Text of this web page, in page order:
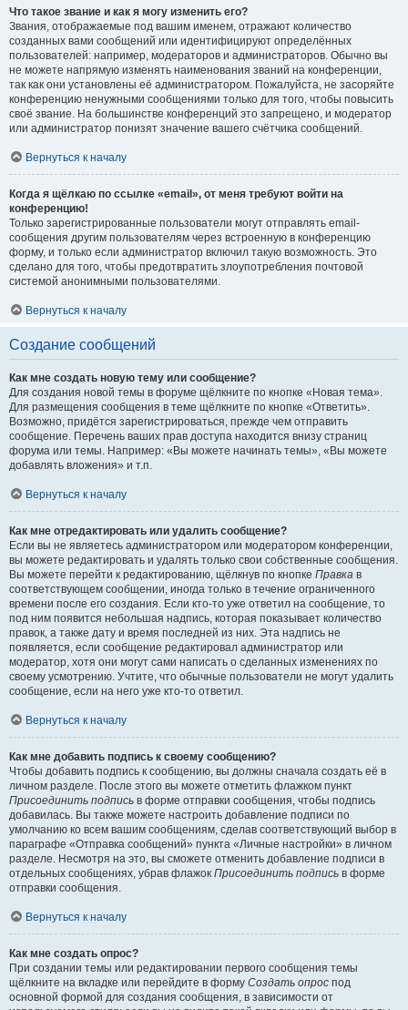
Что такое звание и как я могу изменить его?
Звания, отображаемые под вашим именем, отражают количество
созданных вами сообщений или идентифицируют определённых
пользователей: например, модераторов и администраторов. Обычно вы
не можете напрямую изменять наименования званий на конференции,
так как они установлены её администратором. Пожалуйста, не засоряйте
конференцию ненужными сообщениями только для того, чтобы повысить
своё звание. На большинстве конференций это запрещено, и модератор
или администратор понизят значение вашего счётчика сообщений.
Вернуться к началу
Когда я щёлкаю по ссылке «email», от меня требуют войти на
конференцию!
Только зарегистрированные пользователи могут отправлять email-
сообщения другим пользователям через встроенную в конференцию
форму, и только если администратор включил такую возможность. Это
сделано для того, чтобы предотвратить злоупотребления почтовой
системой анонимными пользователями.
Вернуться к началу
Создание сообщений
Как мне создать новую тему или сообщение?
Для создания новой темы в форуме щёлкните по кнопке «Новая тема».
Для размещения сообщения в теме щёлкните по кнопке «Ответить».
Возможно, придётся зарегистрироваться, прежде чем отправить
сообщение. Перечень ваших прав доступа находится внизу страниц
форума или темы. Например: «Вы можете начинать темы», «Вы можете
добавлять вложения» и т.п.
Вернуться к началу
Как мне отредактировать или удалить сообщение?
Если вы не являетесь администратором или модератором конференции,
вы можете редактировать и удалять только свои собственные сообщения.
Вы можете перейти к редактированию, щёлкнув по кнопке Правка в
соответствующем сообщении, иногда только в течение ограниченного
времени после его создания. Если кто-то уже ответил на сообщение, то
под ним появится небольшая надпись, которая показывает количество
правок, а также дату и время последней из них. Эта надпись не
появляется, если сообщение редактировал администратор или
модератор, хотя они могут сами написать о сделанных изменениях по
своему усмотрению. Учтите, что обычные пользователи не могут удалить
сообщение, если на него уже кто-то ответил.
Вернуться к началу
Как мне добавить подпись к своему сообщению?
Чтобы добавить подпись к сообщению, вы должны сначала создать её в
личном разделе. После этого вы можете отметить флажком пункт
Присоединить подпись в форме отправки сообщения, чтобы подпись
добавилась. Вы также можете настроить добавление подписи по
умолчанию ко всем вашим сообщениям, сделав соответствующий выбор в
параграфе «Отправка сообщений» пункта «Личные настройки» в личном
разделе. Несмотря на это, вы сможете отменить добавление подписи в
отдельных сообщениях, убрав флажок Присоединить подпись в форме
отправки сообщения.
Вернуться к началу
Как мне создать опрос?
При создании темы или редактировании первого сообщения темы
щёлкните на вкладке или перейдите в форму Создать опрос под
основной формой для создания сообщения, в зависимости от